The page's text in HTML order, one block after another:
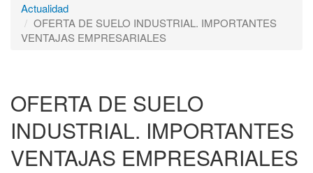
Actualidad
OFERTA DE SUELO INDUSTRIAL. IMPORTANTES
VENTAJAS EMPRESARIALES
OFERTA DE SUELO
INDUSTRIAL. IMPORTANTES
VENTAJAS EMPRESARIALES